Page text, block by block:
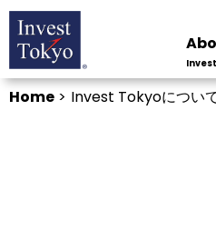
Home > Invest Tokyoについ